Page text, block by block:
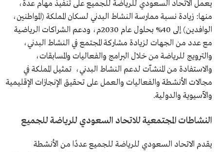
يعمل الاتحاد السعودي للرياضة للجميع على تنفيذ مهام عدة،
منها: زيادة نسبة ممارسة النشاط البدني لسكان المملكة (المواطنين،
الوافدين) إلى 40% بحلول عام 2030م، ودعم الشراكات الرياضية
مع عدد من الجهات لزيادة مشاركة المجتمع في النشاط البدني،
والترويج للرياضة من خلال البرامج والفعاليات والمسابقات،
والاستفادة من المنشآت لدعم النشاط البدني، تمثيل المملكة في
مجالات الأنشطة والفعاليات والعمل على تحقيق الإنجازات الإقليمية
والآسيوية والدولية.
النشاطات المجتمعية للاتحاد السعودي للرياضة للجميع
يقدم الاتحاد السعودي للرياضة للجميع عددًا من الأنشطة